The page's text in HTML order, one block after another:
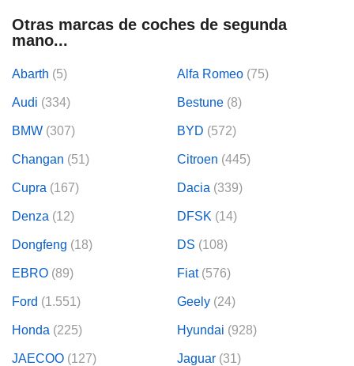
el
e
contenido,
servicios.
socios
Otras marcas de coches de segunda
mano...
Abarth (5) Alfa Romeo (75)
Audi (334) Bestune (8)
BMW (307) BYD (572)
Changan (51) Citroen (445)
Cupra (167) Dacia (339)
Denza (12) DFSK (14)
Dongfeng (18) DS (108)
EBRO (89) Fiat(576)
Ford (1.551) Geely (24)
Honda (225) Hyundai (928)
JAECOO (127) Jaguar (31)